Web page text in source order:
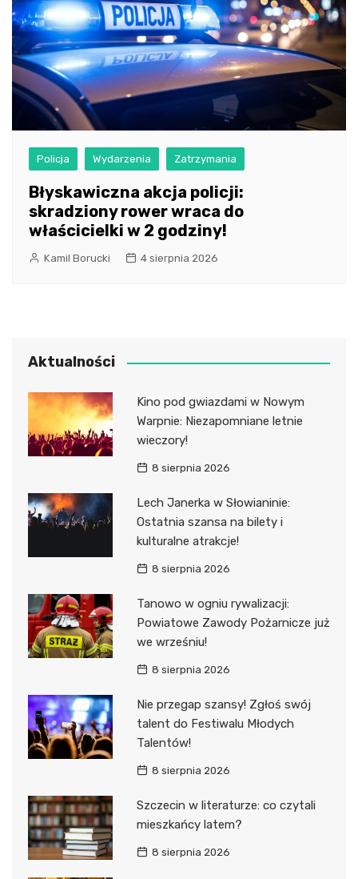
Policja Wydarzenia Zatrzymania
Błyskawiczna akcja policji:
skradziony rower wraca do
właścicielki w 2 godziny!
Kamil Borucki 4 sierpnia 2026
Aktualności
Kino pod gwiazdami w Nowym
Warpnie: Niezapomniane letnie
wieczory!
8 sierpnia 2026
Lech Janerka w Słowianinie:
Ostatnia szansa na bilety i
kulturalne atrakcje!
8 sierpnia 2026
Tanowo w ogniu rywalizacji:
Powiatowe Zawody Pożarnicze już
we wrześniu!
8 sierpnia 2026
Nie przegap szansy! Zgłoś swój
talent do Festiwalu Młodych
Talentów!
8 sierpnia 2026
Szczecin w literaturze: co czytali
mieszkańcy latem?
8 sierpnia 2026